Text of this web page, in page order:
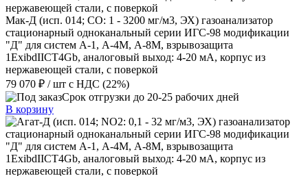
Мак-Д (исп. 014; СО: 1 - 3200 мг/м3, ЭХ) газоанализатор
стационарный одноканальный серии ИГС-98 модификации
"Д" для систем А-1, А-4М, А-8М, взрывозащита
1ExibdIICT4Gb, аналоговый выход: 4-20 мА, корпус из
нержавеющей стали, с поверкой
79 070 ₽ / шт с НДС (22%)
Срок отгрузки до 20-25 рабочих дней
В корзину